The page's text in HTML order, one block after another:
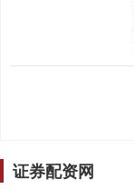
证券配资网